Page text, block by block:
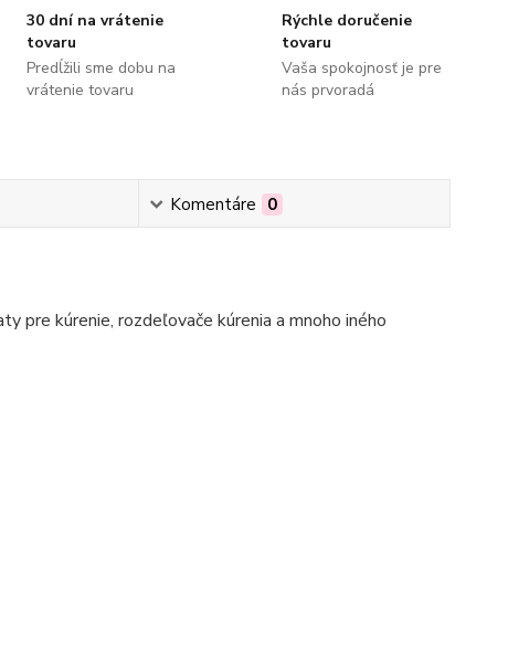
30 dní na vrátenie
tovaru
Predĺžili sme dobu na
vrátenie tovaru
Rýchle doručenie
tovaru
Vaša spokojnosť je pre
nás prvoradá
Komentáre 0
pre kúrenie, rozdeľovače kúrenia a mnoho iného